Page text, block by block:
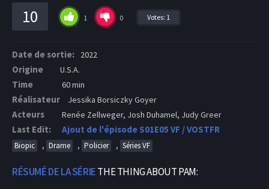
10 1 0 Votes: 1
Date de sortie: 2022
Origine U.S.A.
Time 60 min
Réalisateur Jessika Borsiczky Goyer
Acteurs Renée Zellweger, Josh Duhamel, Judy Greer
Last Edit: Ajout de l'épisode S01E05 VF / VOSTFR
Biopic , Drame , Policier , Séries VF
RÉSUMÉ DE LA SÉRIETHE THING ABOUT PAM: